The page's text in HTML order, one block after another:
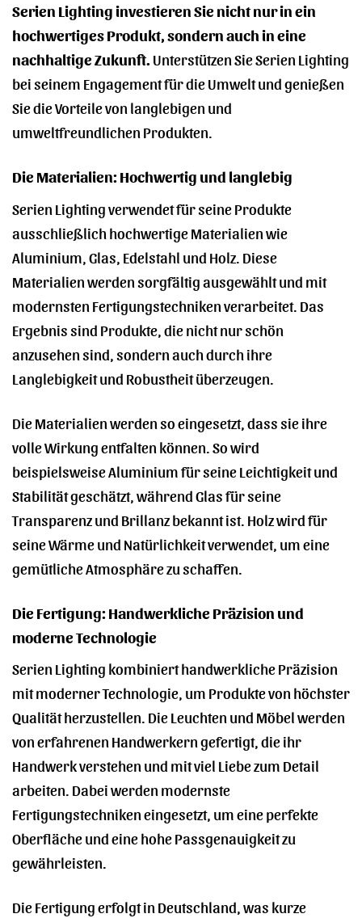
Serien Lighting investieren Sie nicht nur in ein
hochwertiges Produkt, sondern auch in eine
nachhaltige Zukunft. Unterstützen Sie Serien Lighting
bei seinem Engagement für die Umwelt und genießen
Sie die Vorteile von langlebigen und
umweltfreundlichen Produkten.
Die Materialien: Hochwertig und langlebig
Serien Lighting verwendet für seine Produkte
ausschließlich hochwertige Materialien wie
Aluminium, Glas, Edelstahl und Holz. Diese
Materialien werden sorgfältig ausgewählt und mit
modernsten Fertigungstechniken verarbeitet. Das
Ergebnis sind Produkte, die nicht nur schön
anzusehen sind, sondern auch durch ihre
Langlebigkeit und Robustheit überzeugen.
Die Materialien werden so eingesetzt, dass sie ihre
volle Wirkung entfalten können. So wird
beispielsweise Aluminium für seine Leichtigkeit und
Stabilität geschätzt, während Glas für seine
Transparenz und Brillanz bekannt ist. Holz wird für
seine Wärme und Natürlichkeit verwendet, um eine
gemütliche Atmosphäre zu schaffen.
Die Fertigung: Handwerkliche Präzision und
moderne Technologie
Serien Lighting kombiniert handwerkliche Präzision
mit moderner Technologie, um Produkte von höchster
Qualität herzustellen. Die Leuchten und Möbel werden
von erfahrenen Handwerkern gefertigt, die ihr
Handwerk verstehen und mit viel Liebe zum Detail
arbeiten. Dabei werden modernste
Fertigungstechniken eingesetzt, um eine perfekte
Oberfläche und eine hohe Passgenauigkeit zu
gewährleisten.
Die Fertigung erfolgt in Deutschland, was kurze